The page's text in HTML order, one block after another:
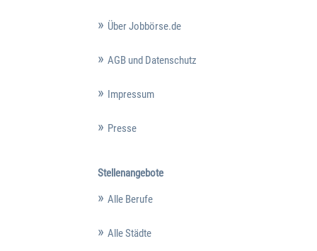
Über Jobbörse.de
AGB und Datenschutz
Impressum
Presse
Stellenangebote
Alle Berufe
Alle Städte